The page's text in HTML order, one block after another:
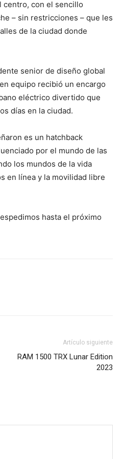
centro, con el sencillo
– sin restricciones – que les
de la ciudad donde
senior de diseño global
equipo recibió un encargo
eléctrico divertido que
días en la ciudad.
es un hatchback
por el mundo de las
los mundos de la vida
en línea y la movilidad libre
hasta el próximo
Artículo siguiente
RAM 1500 TRX Lunar Edition
2023